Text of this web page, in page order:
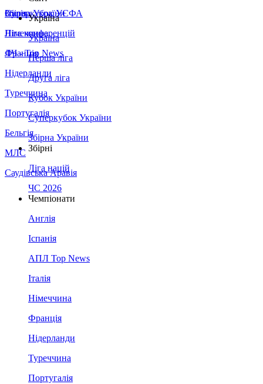
Збірна України
Італія
Німеччина
Франція
Нідерланди
Туреччина
Португалія
Бельгія
МЛС
Саудівська Аравія
Суперкубок УЄФА
Ліга конференцій
ЛЧ - Top News
Україна
Україна
Перша ліга
Друга ліга
Кубок України
Суперкубок України
Збірна України
Збірні
Ліга націй
ЧС 2026
Чемпіонати
Англія
Іспанія
АПЛ Top News
Італія
Німеччина
Франція
Нідерланди
Туреччина
Португалія